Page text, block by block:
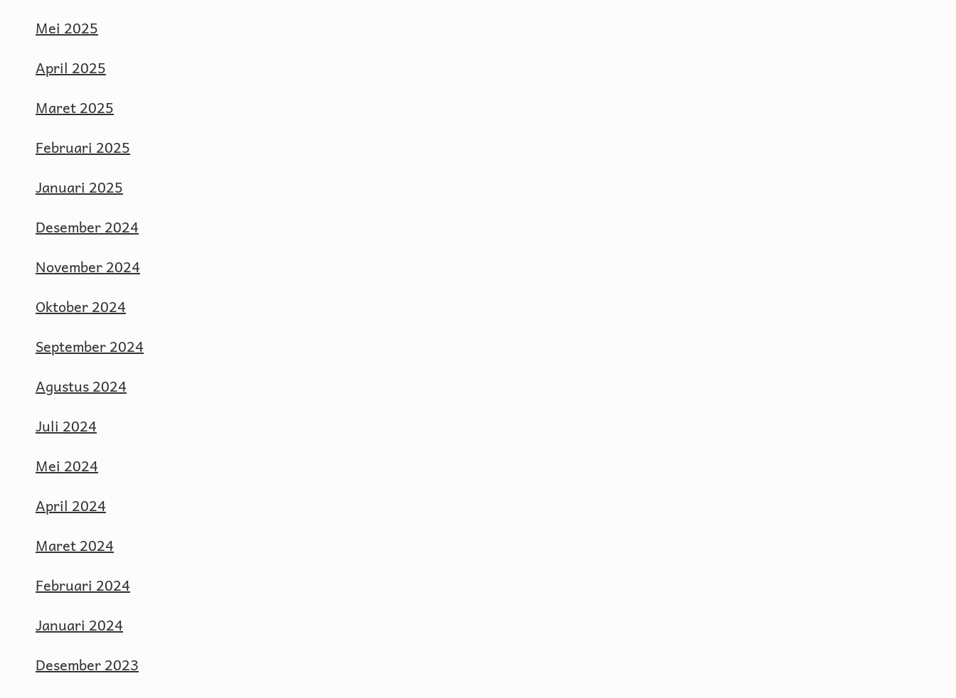
Mei 2025
April 2025
Maret 2025
Februari 2025
Januari 2025
Desember 2024
November 2024
Oktober 2024
September 2024
Agustus 2024
Juli 2024
Mei 2024
April 2024
Maret 2024
Februari 2024
Januari 2024
Desember 2023